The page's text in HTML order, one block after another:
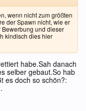
wenn nicht zum größten
der Spawn nicht, wie er
Bewerbung und dieser
kindisch dies hier
habe.Sah danach
selber gebaut.So hab
es doch so schön?: